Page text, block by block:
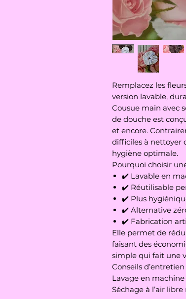
Remplacez les
version lavable,
Cousue main avec
de douche est
et encore.
difficiles à nettoyer
hygiène optimale.
Pourquoi choisir
✔️ Lavable en
✔️ Réutilisable
✔️ Plus
✔️ Alternative
✔️ Fabrication
Elle permet de
faisant des
simple qui fait une
Conseils d’entretien
Lavage en machine
Séchage à l’air